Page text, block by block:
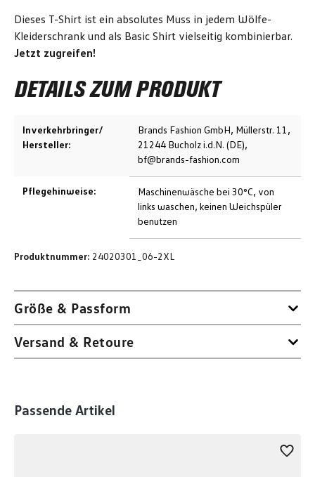
Dieses T-Shirt ist ein absolutes Muss in jedem Wölfe-
Kleiderschrank und als Basic Shirt vielseitig kombinierbar.
Jetzt zugreifen!
DETAILS ZUM PRODUKT
Inverkehrbringer/
Hersteller:
Brands Fashion GmbH, Müllerstr. 11,
21244 Bucholz i.d.N. (DE),
bf@brands-fashion.com
Pflegehinweise:
Maschinenwäsche bei 30°C, von
links waschen, keinen Weichspüler
benutzen
Produktnummer: 24020301_06-2XL
Größe & Passform
Versand & Retoure
Produktgalerie überspringen
Passende Artikel